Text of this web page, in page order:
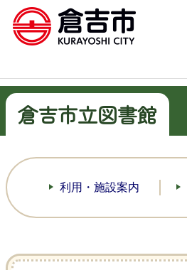
倉吉市立図書館
利用・施設案内